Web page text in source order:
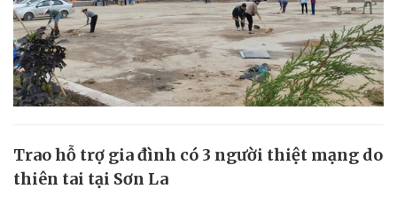
Trao hỗ trợ gia đình có 3 người thiệt mạng do
thiên tai tại Sơn La